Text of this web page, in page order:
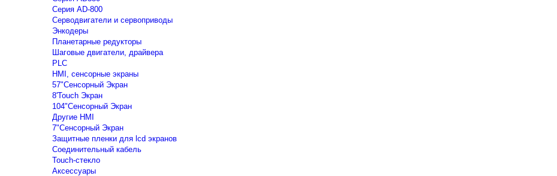
Серия AD-800
Серводвигатели и сервоприводы
Энкодеры
Планетарные редукторы
Шаговые двигатели, драйвера
PLC
HMI, сенсорные экраны
57"Сенсорный Экран
8'Touch Экран
104"Сенсорный Экран
Другие HMI
7"Сенсорный Экран
Защитные пленки для lcd экранов
Соединительный кабель
Touch-стекло
Аксессуары